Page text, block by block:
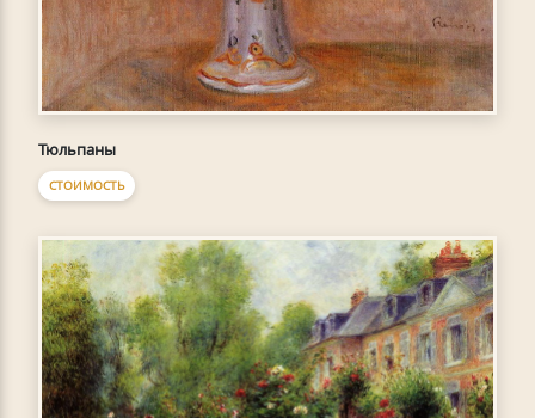
Тюльпаны
СТОИМОСТЬ